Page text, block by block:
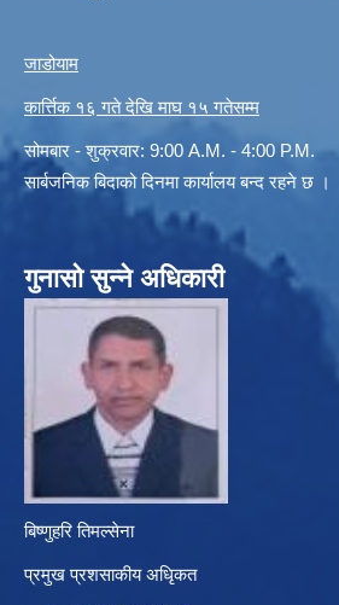
जाडोयाम
कार्त्तिक १६ गते देखि माघ १५ गतेसम्म
सोमबार - शुक्रवार: 9:00 A.M. - 4:00 P.M.
सार्बजनिक बिदाको दिनमा कार्यालय बन्द रहने छ ।
गुनासो सुन्ने अधिकारी
बिष्णुहरि तिमल्सेना
प्रमुख प्रशसाकीय अधिृकत